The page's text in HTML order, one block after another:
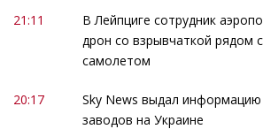
21:11
В Лейпциге сотрудник
дрон со взрывчаткой рядом
самолетом
20:17
Sky News выдал
заводов на Украине